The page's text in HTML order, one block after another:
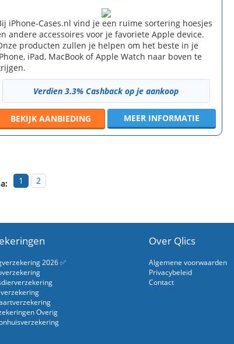
iPhone-Cases.nl vind je een ruime sortering hoesjes
andere accessoires voor je favoriete Apple device.
producten zullen je helpen om het beste in je
iPad, MacBook of Apple Watch naar boven te
Verdien 3.3% Cashback op je aankoop
BEKIJK AANBIEDING MEER INFORMATIE
1 2
2026 ✅
Overig
Over Qlics
Algemene voorwaarden
Privacybeleid
Contact